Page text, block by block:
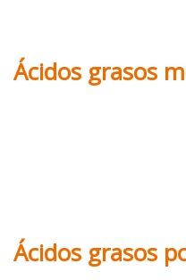
Ácidos grasos
Ácidos grasos